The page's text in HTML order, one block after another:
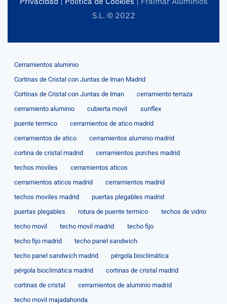
S.L. © 2022
Cerramientos aluminio
Cortinas de Cristal con Juntas de Iman Madrid
Cortinas de Cristal con Juntas de Iman
cerramiento terraza
cerramiento aluminio
cubierta movil
sunflex
puente termico
cerramientos de atico madrid
cerramientos de atico
cerramientos aluminio madrid
cortina de cristal madrid
cerramientos porches madrid
techos moviles
cerramientos aticos
cerramientos aticos madrid
cerramientos madrid
techos moviles madrid
puertas plegables madrid
puertas plegables
rotura de puente termico
techos de vidrio
techo movil
techo movil madrid
techo fijo
techo fijo madrid
techo panel sandwich
techo panel sandwich madrid
pérgola bioclimática
pérgola bioclimática madrid
cortinas de cristal madrid
cortinas de cristal
cerramientos de aluminio madrid
techo movil majadahonda